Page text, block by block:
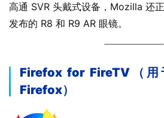
高通 SVR 头戴式设备，Mozilla 还
发布的 R8 和 R9 AR 眼镜。
Firefox for FireTV（
Firefox）